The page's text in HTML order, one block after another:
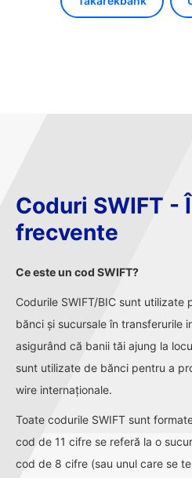
Coduri SWIFT -
frecvente
Ce este un cod SWIFT?
Codurile SWIFT/BIC sunt
bănci și sucursale în transferurile
asigurând că banii tăi ajung la
sunt utilizate de bănci pentru a
wire internaționale.
Toate codurile SWIFT sunt
cod de 11 cifre se referă la o
cod de 8 cifre (sau unul care se